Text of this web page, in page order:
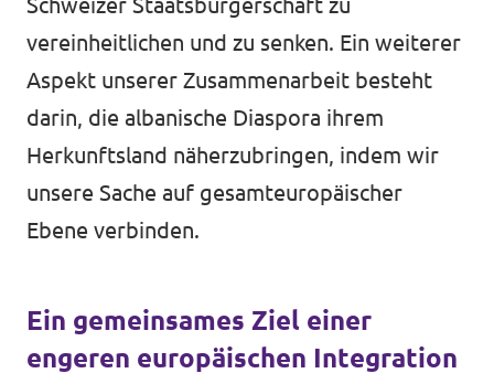
vereinheitlichen und zu senken. Ein weiterer
Aspekt unserer Zusammenarbeit besteht
darin, die albanische Diaspora ihrem
Herkunftsland näherzubringen, indem wir
unsere Sache auf gesamteuropäischer
Ebene verbinden.
Ein gemeinsames Ziel einer
engeren europäischen Integration